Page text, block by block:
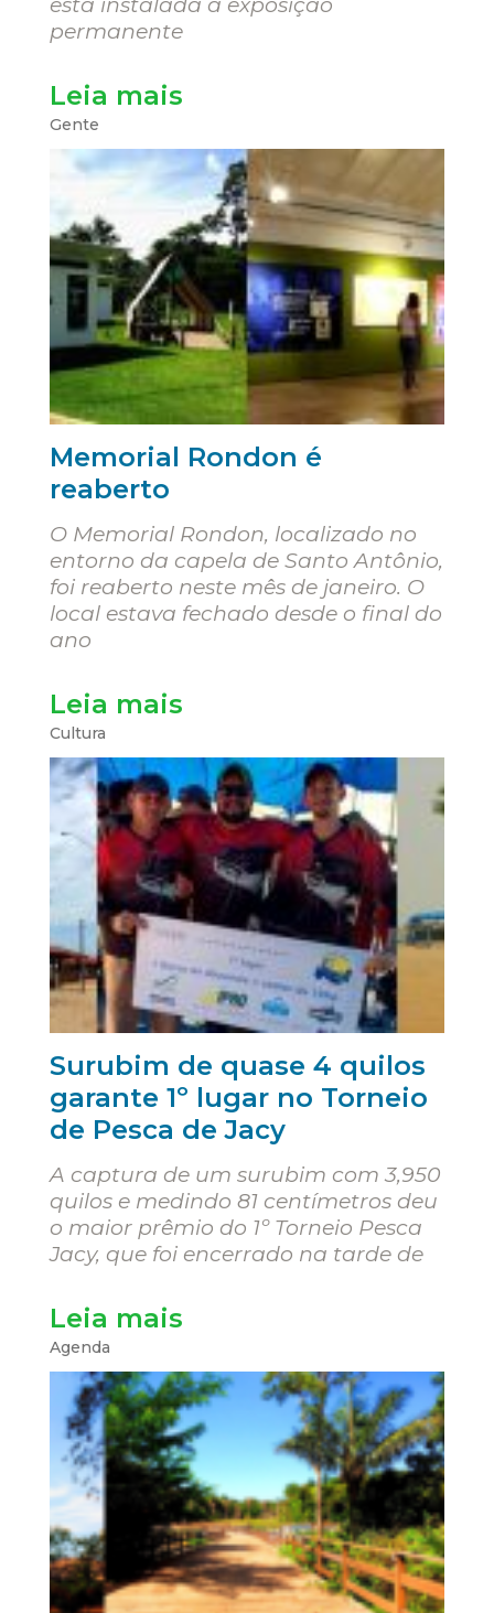
permanente
Leia mais
Gente
Memorial Rondon é
reaberto
O Memorial Rondon, localizado no
entorno da capela de Santo Antônio,
foi reaberto neste mês de janeiro. O
local estava fechado desde o final do
ano
Leia mais
Cultura
Surubim de quase 4 quilos
garante 1º lugar no Torneio
de Pesca de Jacy
A captura de um surubim com 3,950
quilos e medindo 81 centímetros deu
o maior prêmio do 1º Torneio Pesca
Jacy, que foi encerrado na tarde de
Leia mais
Agenda